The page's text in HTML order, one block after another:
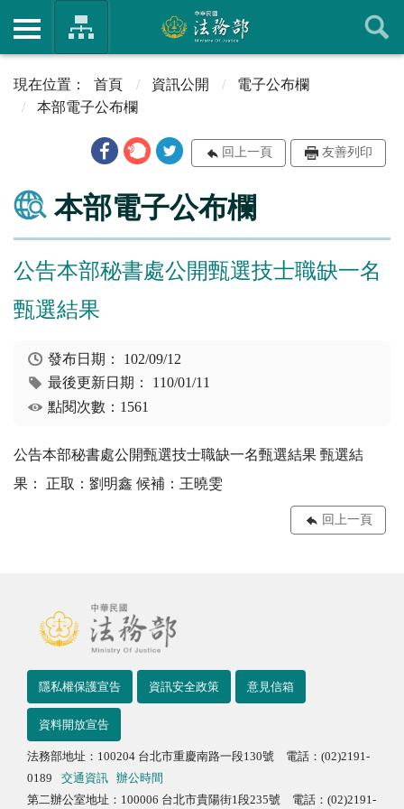
首頁 資訊公開
電子公布欄
本部電子公布欄
回上一頁 友善列印
本部電子公布欄
公告本部秘書處公開甄選技士職缺一名
甄選結果
發布日期： 102/09/12
最後更新日期： 110/01/11
點閱次數：1561
公告本部秘書處公開甄選技士職缺一名甄選結果 甄選結
果： 正取：劉明鑫 候補：王曉雯
回上一頁
隱私權保護宣告 資訊安全政策 意見信箱
資料開放宣告
法務部地址：100204 台北市重慶南路一段130號 電話：(02)2191-
0189
交通資訊
辦公時間
第二辦公室地址：100006 台北市貴陽街1段235號 電話：(02)2191-